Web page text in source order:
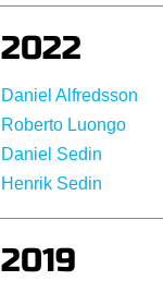
2022
Daniel Alfredsson
Roberto Luongo
Daniel Sedin
Henrik Sedin
2019